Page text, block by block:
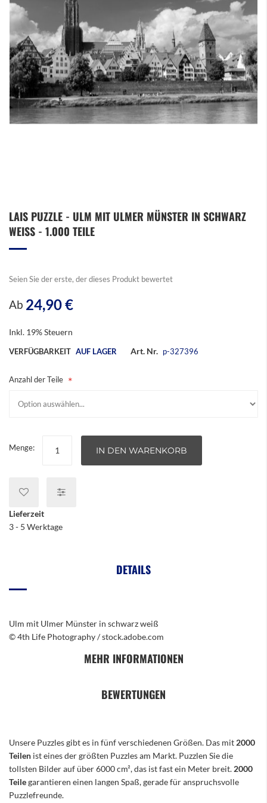
Anfang
der
LAIS PUZZLE - ULM MIT ULMER MÜNSTER IN SCHWARZ
WEISS - 1.000 TEILE
Seien Sie der erste, der dieses Produkt bewertet
Ab 24,90 €
Inkl. 19% Steuern
VERFÜGBARKEIT AUF LAGER Art. Nr. p-327396
Anzahl der Teile
Menge: IN DEN WARENKORB
Lieferzeit
3 - 5 Werktage
DETAILS
Ulm mit Ulmer Münster in schwarz weiß
© 4th Life Photography / stock.adobe.com
MEHR INFORMATIONEN
BEWERTUNGEN
Unsere Puzzles gibt es in fünf verschiedenen Größen. Das mit 2000
Teilen ist eines der größten Puzzles am Markt. Puzzlen Sie die
tollsten Bilder auf über 6000 cm², das ist fast ein Meter breit. 2000
Teilegarantieren einen langen Spaß, gerade für anspruchsvolle
Puzzlefreunde.